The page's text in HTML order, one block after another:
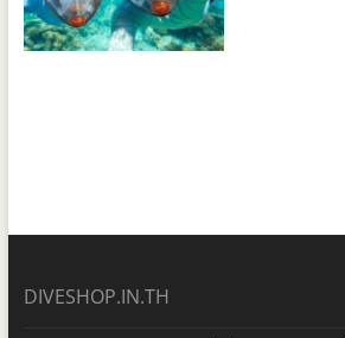
DIVESHOP.IN.TH